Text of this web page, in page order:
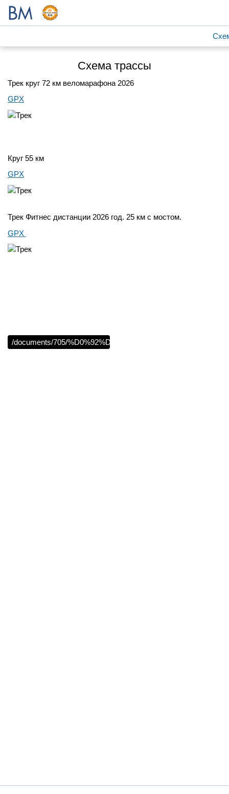
Схема трассы
Трек круг 72 км веломарафона 2026
GPX
Круг 55 км
GPX
Трек Фитнес дистанции 2026 год. 25 км с мостом.
GPX
/documents/705/